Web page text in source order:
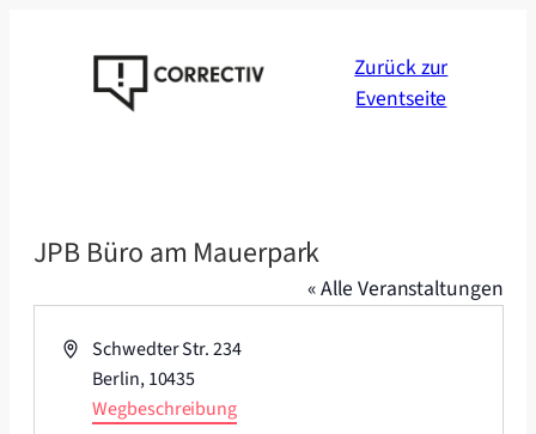
Zurück zur
Eventseite
JPB Büro am Mauerpark
« Alle Veranstaltungen
AdresseSchwedter Str. 234
Berlin,10435
Wegbeschreibung